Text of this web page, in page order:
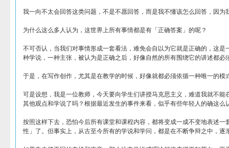
我一向不太会回答这类问题，不是不愿回答，而是我不懂该怎么回答，因为
为什么这么多人认为，这世界上所有事情都是有「正确答案」的呢？
不可否认，当我们对事情形成一套看法，难免会自以为它就是正确的，这是
种学说，一种主张，被认为是正确之后，好像自然的所有围绕它的讲述都必
于是，在写作创作，尤其是在教学的时候，好像就都必须依循一种唯一的模
可是设想，我是一位教师，今天要向学生们讲授马克思主义，难道我就不能
其他观点和学说了吗？根据最近发生的事件来看，似乎有些年轻人的确这么
按照这样下去，恐怕今后所有课堂和课程内容，都将变成一成不变地表述一
性」了。但事实上，从古至今所有的学说和学问，都是在不断争辩之中，逐